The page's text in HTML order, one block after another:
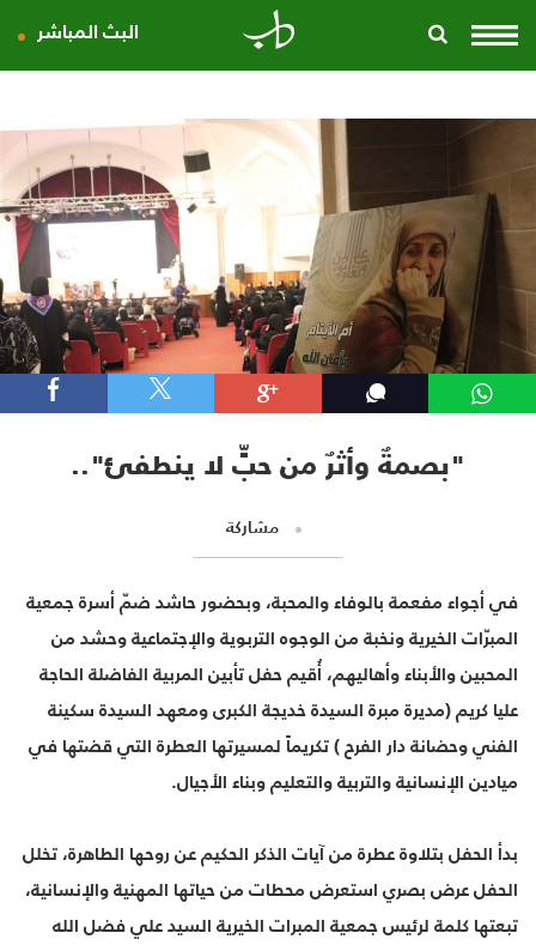
البث المباشر
"بصمةٌ وأثرٌ من حبٍّ لا ينطفئ"..
مشاركة
في أجواء مفعمة بالوفاء والمحبة، وبحضور حاشد ضمّ أسرة جمعية
المبرّات الخيرية ونخبة من الوجوه التربوية والإجتماعية وحشد من
المحبين والأبناء وأهاليهم، أُقيم حفل تأبين المربية الفاضلة الحاجة
عليا كريم (مديرة مبرة السيدة خديجة الكبرى ومعهد السيدة سكينة
الفني وحضانة دار الفرح ) تكريماً لمسيرتها العطرة التي قضتها في
ميادين الإنسانية والتربية والتعليم وبناء الأجيال.
بدأ الحفل بتلاوة عطرة من آيات الذكر الحكيم عن روحها الطاهرة، تخلل
الحفل عرض بصري استعرض محطات من حياتها المهنية والإنسانية،
تبعتها كلمة لرئيس جمعية المبرات الخيرية السيد علي فضل الله